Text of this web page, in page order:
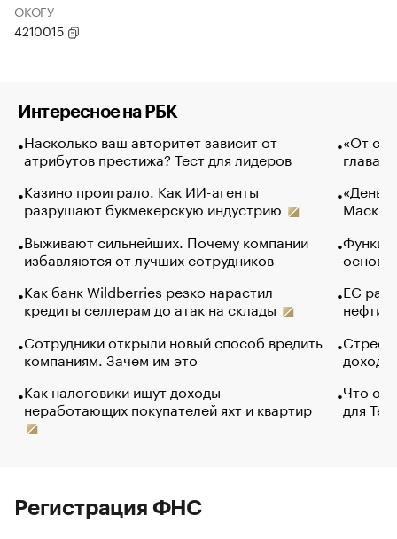
ОКОГУ
4210015
Интересное на РБК
Насколько ваш авторитет зависит от
атрибутов престижа? Тест для лидеров
Казино проиграло. Как ИИ-агенты
разрушают букмекерскую индустрию
Выживают сильнейших. Почему компании
избавляются от лучших сотрудников
Как банк Wildberries резко нарастил
кредиты селлерам до атак на склады
Сотрудники открыли новый способ вредить
компаниям. Зачем им это
Как налоговики ищут доходы
неработающих покупателей яхт и квартир
«От
глава
Маск в
основ
ЕС
нефти
Что
для
Регистрация ФНС